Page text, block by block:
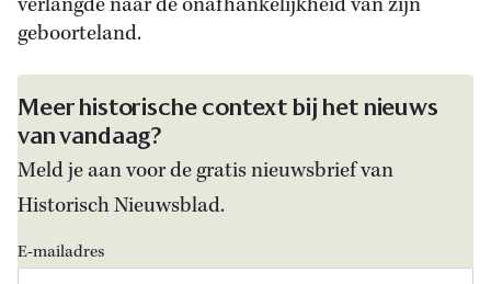
geboorteland.
Meer historische context bij het nieuws
van vandaag?
Meld je aan voor de gratis nieuwsbrief van
Historisch Nieuwsblad.
E-mailadres